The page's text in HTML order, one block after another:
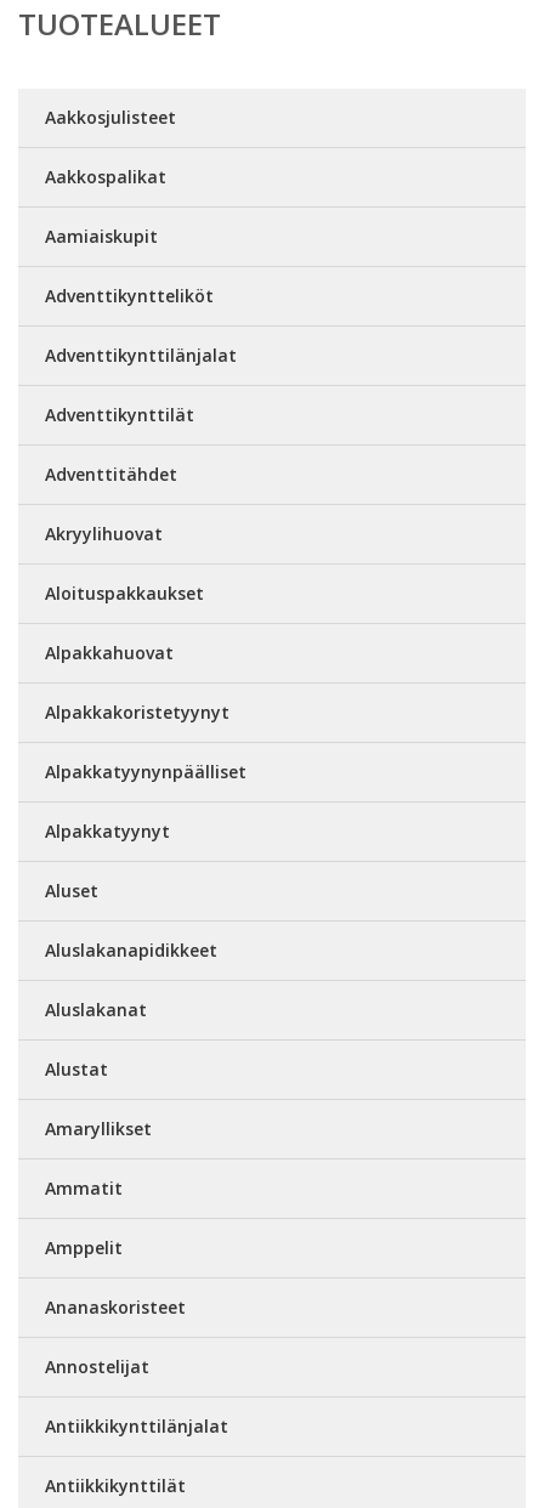
TUOTEALUEET
Aakkosjulisteet
Aakkospalikat
Aamiaiskupit
Adventtikyntteliköt
Adventtikynttilänjalat
Adventtikynttilät
Adventtitähdet
Akryylihuovat
Aloituspakkaukset
Alpakkahuovat
Alpakkakoristetyynyt
Alpakkatyynynpäälliset
Alpakkatyynyt
Aluset
Aluslakanapidikkeet
Aluslakanat
Alustat
Amaryllikset
Ammatit
Amppelit
Ananaskoristeet
Annostelijat
Antiikkikynttilänjalat
Antiikkikynttilät